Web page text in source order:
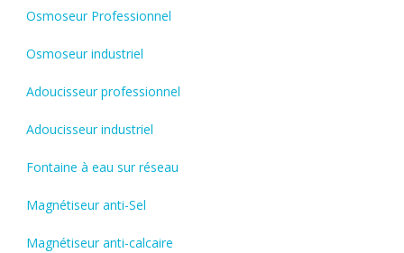
Osmoseur Professionnel
Osmoseur industriel
Adoucisseur professionnel
Adoucisseur industriel
Fontaine à eau sur réseau
Magnétiseur anti-Sel
Magnétiseur anti-calcaire